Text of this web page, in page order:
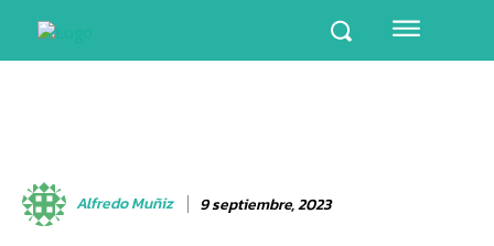
Alfredo Muñiz 9 septiembre, 2023